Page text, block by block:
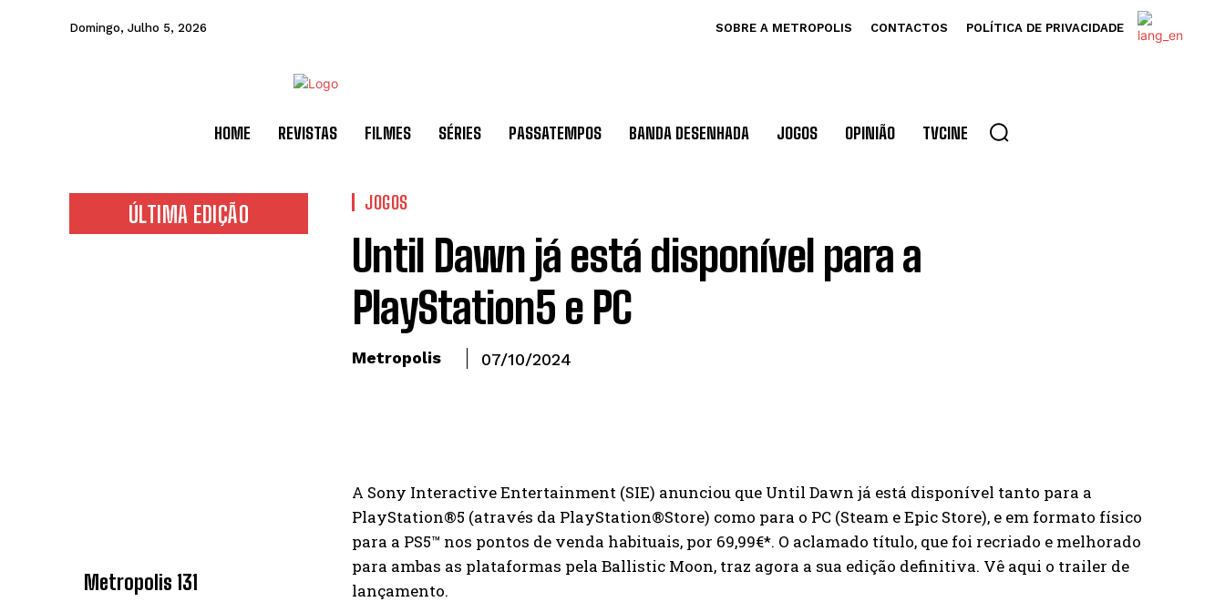
Domingo, Julho 5, 2026 SOBRE A METROPOLIS CONTACTOS POLÍTICA DE PRIVACIDADE
HOME REVISTAS FILMES SÉRIES PASSATEMPOS BANDA DESENHADA JOGOS OPINIÃO TVCINE
ÚLTIMA EDIÇÃO
Metropolis 131
JOGOS
Until Dawn já está disponível para a
PlayStation5 e PC
Metropolis 07/10/2024
A Sony Interactive Entertainment (SIE) anunciou que Until Dawn já está disponível tanto para a
PlayStation®5 (através da PlayStation®Store) como para o PC (Steam e Epic Store), e em formato físico
para a PS5™ nos pontos de venda habituais, por 69,99€*. O aclamado título, que foi recriado e melhorado
para ambas as plataformas pela Ballistic Moon, traz agora a sua edição definitiva. Vê aqui o trailer de
lançamento.